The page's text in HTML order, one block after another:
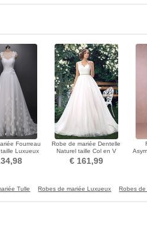
Fourreau
Luxueux
Plage
Robe de mariée Dentelle
Naturel taille Col en V
Printemps Couvert de
Dentelle
€ 161,99
Tulle Robes de mariée Luxueux Robes